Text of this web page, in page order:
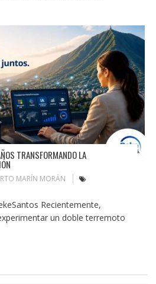
TRANSFORMANDO LA
MARÍN MORÁN
Recientemente,
un doble terremoto